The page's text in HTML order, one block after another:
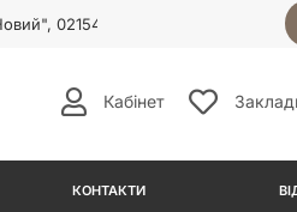
02154
Кабінет
КОНТАКТИ